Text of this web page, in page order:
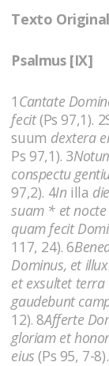
Texto Original
Psalmus [IX]
1 Cantate
fecit(Ps 97,1).
suum dextera
Ps 97,1). 3
conspectu
97,2). 4In illa
suam * et
quam fecit
117, 24). 6
Dominus, et
et exsultet
gaudebunt
12). 8Afferte
gloriam et
eius(Ps 95, 7-8).